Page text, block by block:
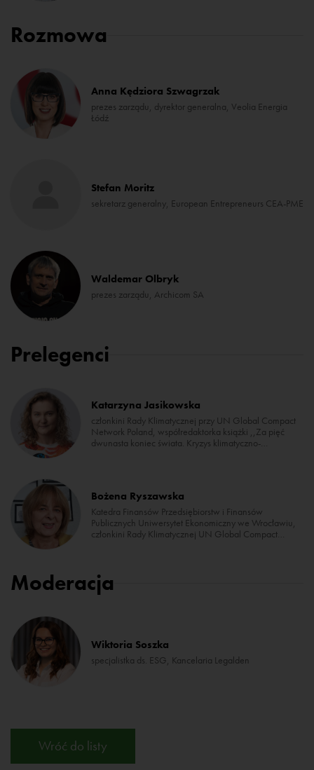
Rozmowa
Anna Kędziora Szwagrzak
prezes zarządu, dyrektor generalna, Veolia Energia
Łódź
Stefan Moritz
sekretarz generalny, European Entrepreneurs CEA-PME
Waldemar Olbryk
prezes zarządu, Archicom SA
Prelegenci
Katarzyna Jasikowska
członkini Rady Klimatycznej przy UN Global Compact
Network Poland, współredaktorka książki ,,Za pięć
dwunasta koniec świata. Kryzys klimatyczno-
Bożena Ryszawska
Katedra Finansów Przedsiębiorstw i Finansów
Publicznych Uniwersytet Ekonomiczny we Wrocławiu,
członkini Rady Klimatycznej UN Global Compact
Moderacja
Wiktoria Soszka
specjalistka ds. ESG, Kancelaria Legalden
Wróć do listy